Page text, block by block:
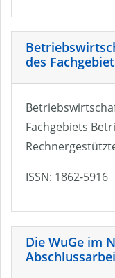
des
Fachgebiets
ISSN: 1862-5916
Die WuGe im